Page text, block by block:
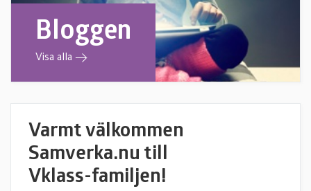
Bloggen
Visa alla
Varmt välkommen
Samverka.nu till
Vklass-familjen!